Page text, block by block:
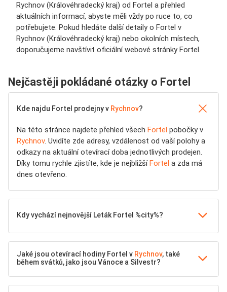
Rychnov (Královéhradecký kraj) od Fortel a přehled
aktuálních informací, abyste měli vždy po ruce to, co
potřebujete. Pokud hledáte další detaily o Fortel v
Rychnov (Královéhradecký kraj) nebo okolních místech,
doporučujeme navštívit oficiální webové stránky Fortel.
Nejčastěji pokládané otázky o Fortel
Kde najdu Fortel prodejny v Rychnov?
Na této stránce najdete přehled všech Fortel pobočky v
Rychnov. Uvidíte zde adresy, vzdálenost od vaší polohy a
odkazy na aktuální otevírací doba jednotlivých prodejen.
Díky tomu rychle zjistíte, kde je nejbližšíFortel a zda má
dnes otevřeno.
Kdy vychází nejnovější Leták Fortel %city%?
Jaké jsou otevírací hodiny Fortel v Rychnov, také
během svátků, jako jsou Vánoce a Silvestr?